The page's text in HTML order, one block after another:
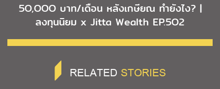
5O,OOO บาท/เดือน หลังเกษียณ ทำยังไง? |
ลงทุนนิยม x Jitta Wealth EP.5O2
RELATED STORIES